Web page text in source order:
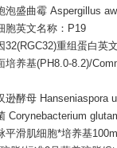
泡盛曲霉 Aspergillus
胞英文名称：P19
32(RGC32)重组蛋白英
培养基(PH8.0-8.2)/
逊酵母 Hanseniaspora
Corynebacterium
平滑肌细胞*培养基